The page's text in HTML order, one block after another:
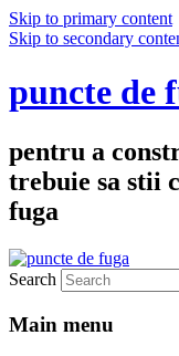
Skip to primary content
Skip to secondary
puncte de
pentru a
trebuie sa stii
fuga
Search
Main menu